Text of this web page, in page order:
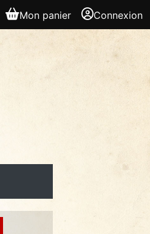
Mon panier Connexion